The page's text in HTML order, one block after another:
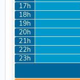
17h
18h
19h
20h
21h
22h
23h